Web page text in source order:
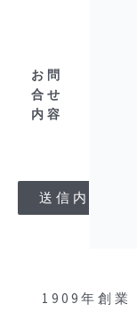
お問
合せ
内容
1909年創業